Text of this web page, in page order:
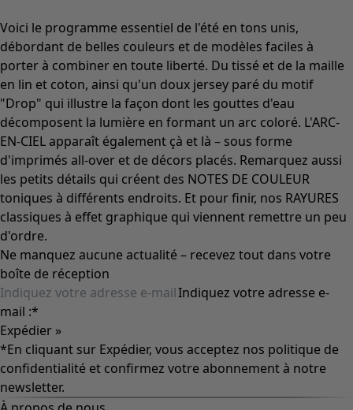
Voici le programme essentiel de l'été en tons unis,
débordant de belles couleurs et de modèles faciles à
porter à combiner en toute liberté. Du tissé et de la maille
en lin et coton, ainsi qu'un doux jersey paré du motif
"Drop" qui illustre la façon dont les gouttes d'eau
décomposent la lumière en formant un arc coloré. L'ARC-
EN-CIEL apparaît également çà et là – sous forme
d'imprimés all-over et de décors placés. Remarquez aussi
les petits détails qui créent des NOTES DE COULEUR
toniques à différents endroits. Et pour finir, nos RAYURES
classiques à effet graphique qui viennent remettre un peu
d'ordre.
Ne manquez aucune actualité – recevez tout dans votre
boîte de réception
Indiquez votre adresse e-
mail :*
Expédier »
*En cliquant sur Expédier, vous acceptez nos politique de
confidentialité et confirmez votre abonnement à notre
newsletter.